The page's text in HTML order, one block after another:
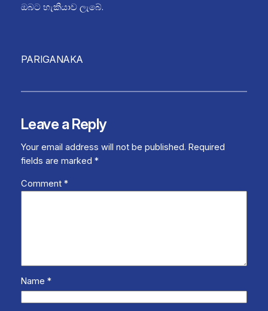
ඔබට හැකියාව ලැබේ.
PARIGANAKA
Leave a Reply
Your email address will not be published. Required
fields are marked *
Comment *
Name *